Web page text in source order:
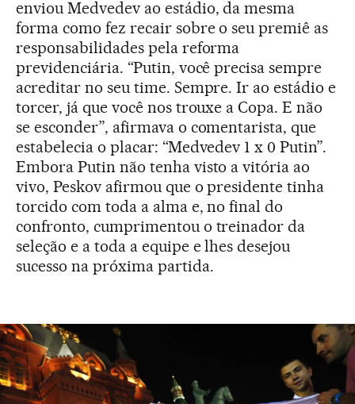
enviou Medvedev ao estádio, da mesma
forma como fez recair sobre o seu premiê as
responsabilidades pela reforma
previdenciária. “Putin, você precisa sempre
acreditar no seu time. Sempre. Ir ao estádio e
torcer, já que você nos trouxe a Copa. E não
se esconder”, afirmava o comentarista, que
estabelecia o placar: “Medvedev 1 x 0 Putin”.
Embora Putin não tenha visto a vitória ao
vivo, Peskov afirmou que o presidente tinha
torcido com toda a alma e, no final do
confronto, cumprimentou o treinador da
seleção e a toda a equipe e lhes desejou
sucesso na próxima partida.